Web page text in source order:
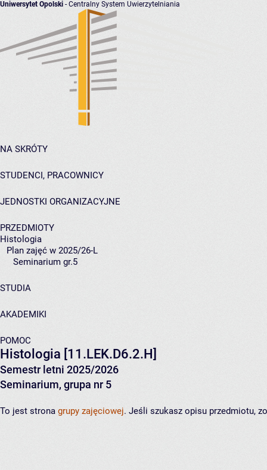
Uniwersytet Opolski - Centralny System Uwierzytelniania
NA SKRÓTY
STUDENCI, PRACOWNICY
JEDNOSTKI ORGANIZACYJNE
PRZEDMIOTY
Histologia
Plan zajęć w 2025/26-L
Seminarium gr.5
STUDIA
AKADEMIKI
POMOC
Histologia [11.LEK.D6.2.H]
Semestr letni 2025/2026
Seminarium, grupa nr 5
To jest strona grupy zajęciowej. Jeśli szukasz opisu przedmiotu,